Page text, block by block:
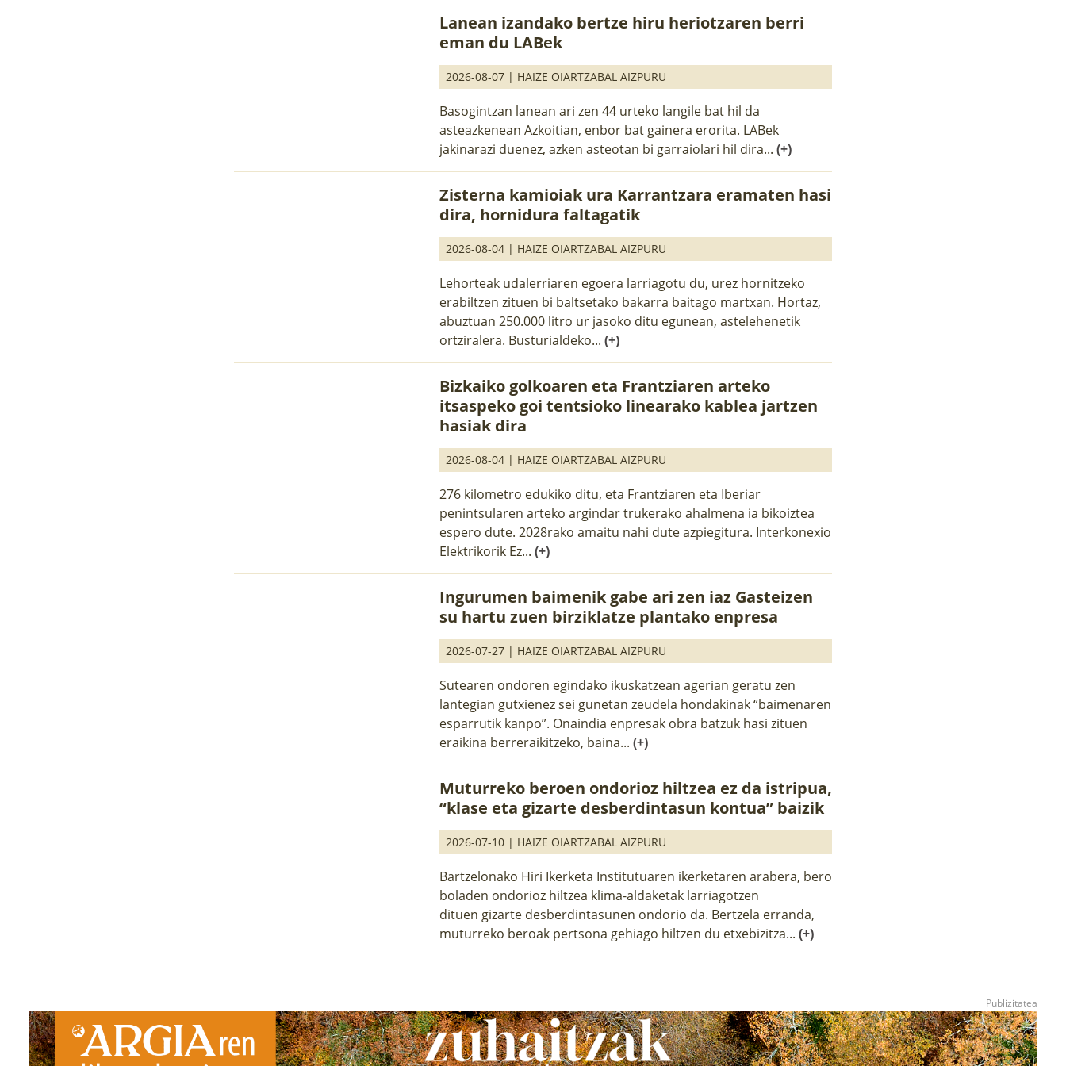
Lanean izandako bertze hiru heriotzaren berri
eman du LABek
2026-08-07 | HAIZE OIARTZABAL AIZPURU
Basogintzan lanean ari zen 44 urteko langile bat hil da
asteazkenean Azkoitian, enbor bat gainera erorita. LABek
jakinarazi duenez, azken asteotan bi garraiolari hil dira...(+)
Zisterna kamioiak ura Karrantzara eramaten hasi
dira, hornidura faltagatik
2026-08-04 | HAIZE OIARTZABAL AIZPURU
Lehorteak udalerriaren egoera larriagotu du, urez hornitzeko
erabiltzen zituen bi baltsetako bakarra baitago martxan. Hortaz,
abuztuan 250.000 litro ur jasoko ditu egunean, astelehenetik
ortziralera. Busturialdeko...(+)
Bizkaiko golkoaren eta Frantziaren arteko
itsaspeko goi tentsioko linearako kablea jartzen
hasiak dira
2026-08-04 | HAIZE OIARTZABAL AIZPURU
276 kilometro edukiko ditu, eta Frantziaren eta Iberiar
penintsularen arteko argindar trukerako ahalmena ia bikoiztea
espero dute. 2028rako amaitu nahi dute azpiegitura. Interkonexio
Elektrikorik Ez...(+)
Ingurumen baimenik gabe ari zen iaz Gasteizen
su hartu zuen birziklatze plantako enpresa
2026-07-27 | HAIZE OIARTZABAL AIZPURU
Sutearen ondoren egindako ikuskatzean agerian geratu zen
lantegian gutxienez sei gunetan zeudela hondakinak “baimenaren
esparrutik kanpo”. Onaindia enpresak obra batzuk hasi zituen
eraikina berreraikitzeko, baina...(+)
Muturreko beroen ondorioz hiltzea ez da istripua,
“klase eta gizarte desberdintasun kontua” baizik
2026-07-10 | HAIZE OIARTZABAL AIZPURU
Bartzelonako Hiri Ikerketa Institutuaren ikerketaren arabera, bero
boladen ondorioz hiltzea klima-aldaketak larriagotzen
dituen gizarte desberdintasunen ondorio da. Bertzela erranda,
muturreko beroak pertsona gehiago hiltzen du etxebizitza...(+)